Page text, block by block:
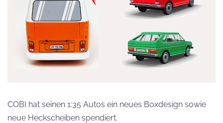
COBI hat seinen 1:35 Autos ein neues Boxdesign sowie
neue Heckscheiben spendiert.